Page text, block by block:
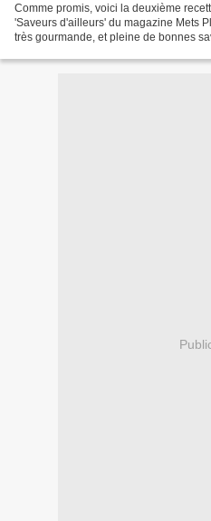
Comme promis, voici la deuxième
'Saveurs d'ailleurs' du magazine Mets
très gourmande, et pleine de bonnes